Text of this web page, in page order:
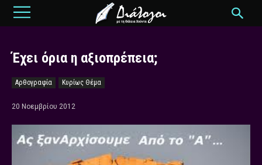
Έχει όρια η αξιοπρέπεια;
Αρθογραφία Κυρίως Θέμα
20 Νοεμβρίου 2012